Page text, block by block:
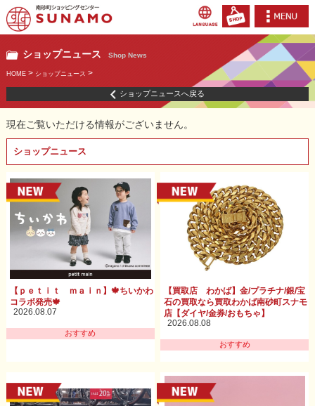
ショップニュース Shop News
HOME> ショップニュース >
ショップニュースへ戻る
現在ご覧いただける情報がございません。
ショップニュース
【ｐｅｔｉｔ ｍａｉｎ】🍁ちいかわ
コラボ発売🍁
2026.08.07
おすすめ
【買取店 わかば】金/プラチナ/銀/宝
石の買取なら買取わかば南砂町スナモ
店【ダイヤ/金券/おもちゃ】
2026.08.08
おすすめ